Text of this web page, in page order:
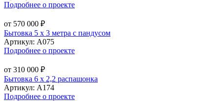
Подробнее о проекте
от 570 000 ₽
Бытовка 5 х 3 метра с пандусом
Артикул: А075
Подробнее о проекте
от 310 000 ₽
Бытовка 6 х 2,2 распашонка
Артикул: А174
Подробнее о проекте